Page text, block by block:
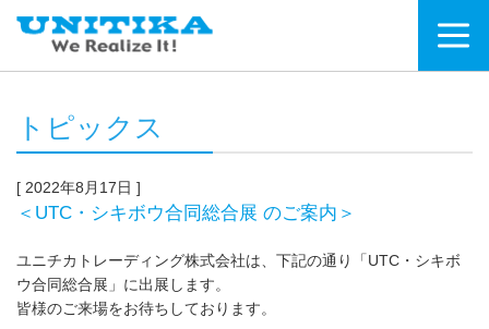
トピックス
[ 2022年8月17日 ]
＜UTC・シキボウ合同総合展 のご案内＞
ユニチカトレーディング株式会社は、下記の通り「UTC・シキボ
ウ合同総合展」に出展します。
皆様のご来場をお待ちしております。